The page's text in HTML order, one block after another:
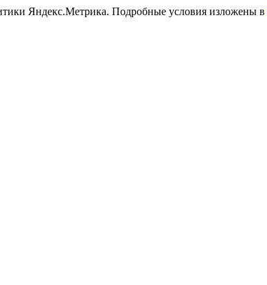
Яндекс.Метрика. Подробные условия изложены в